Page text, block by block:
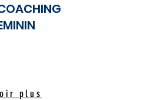
plus